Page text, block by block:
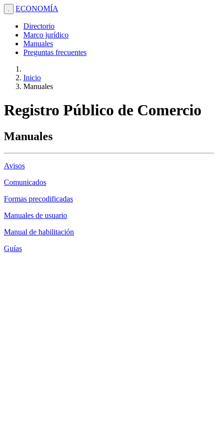
. ECONOMÍA
Directorio
Marco jurídico
Manuales
Preguntas frecuentes
Inicio
Manuales
Registro Público de Comercio
Manuales
Avisos
Comunicados
Formas precodificadas
Manuales de usuario
Manual de habilitación
Guías